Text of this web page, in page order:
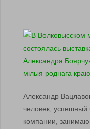
Александр
человек, успешный
компании,